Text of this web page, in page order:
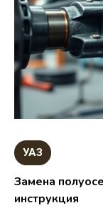
УАЗ
Замена
инструкция